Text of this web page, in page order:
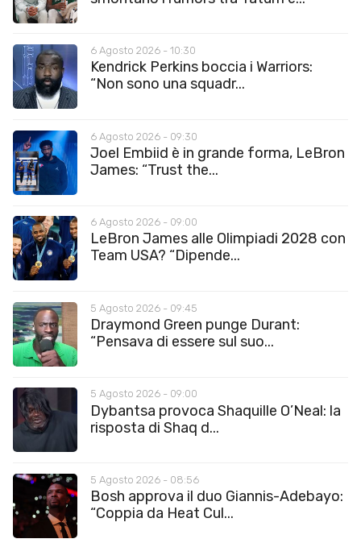
6 Agosto 2026 - 10:30
Kendrick Perkins boccia i Warriors:
“Non sono una squadr...
6 Agosto 2026 - 09:30
Joel Embiid è in grande forma, LeBron
James: “Trust the...
6 Agosto 2026 - 09:00
LeBron James alle Olimpiadi 2028 con
Team USA? “Dipende...
5 Agosto 2026 - 09:45
Draymond Green punge Durant:
“Pensava di essere sul suo...
5 Agosto 2026 - 09:00
Dybantsa provoca Shaquille O’Neal: la
risposta di Shaq d...
5 Agosto 2026 - 08:56
Bosh approva il duo Giannis-Adebayo:
“Coppia da Heat Cul...